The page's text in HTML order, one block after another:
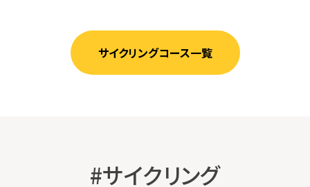
サイクリングコース一覧
#サイクリング